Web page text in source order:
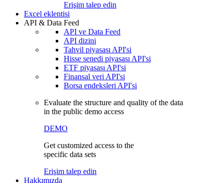
Erişim talep edin
Excel eklentisi
API & Data Feed
API ve Data Feed
API dizini
Tahvil piyasası API'si
Hisse senedi piyasası API'si
ETF piyasası API'si
Finansal veri API'si
Borsa endeksleri API'si
Evaluate the structure and quality of the data
in the public demo access
DEMO
Get customized access to the
specific data sets
Erişim talep edin
Hakkımızda